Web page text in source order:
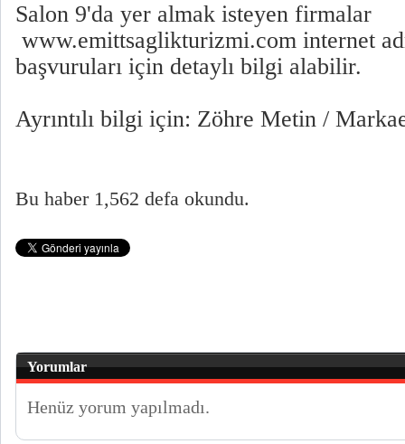
Salon 9'da yer almak isteyen firmalar
www.emittsaglikturizmi.com internet
başvuruları için detaylı bilgi alabilir.
Ayrıntılı bilgi için: Zöhre Metin /
Bu haber 1,562 defa okundu.
Yorumlar
Henüz yorum yapılmadı.